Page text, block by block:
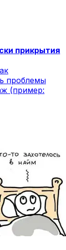
прикрытия
проблемы
(пример: